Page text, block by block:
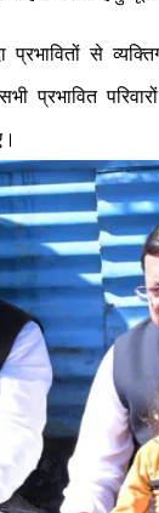
प्रभावितों से
प्रभावित